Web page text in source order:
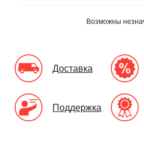
Возможны
Доставка
Поддержка